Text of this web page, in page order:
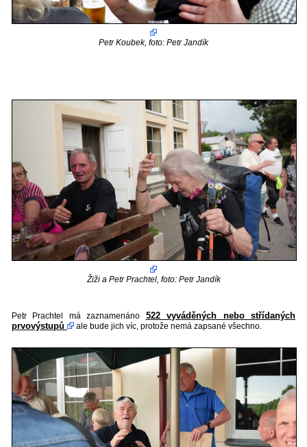
Petr Koubek, foto: Petr Jandík
Žiži a Petr Prachtel, foto: Petr Jandík
Petr Prachtel má zaznamenáno 522 vyváděných nebo střídaných
prvovýstupů
ale bude jich víc, protože nemá zapsané všechno.